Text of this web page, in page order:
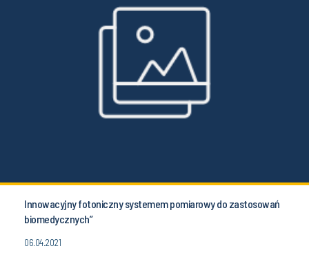
Innowacyjny fotoniczny systemem pomiarowy do zastosowań
biomedycznych”
06.04.2021